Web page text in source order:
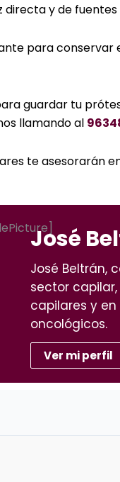
directa y de fuentes
para
guardar tu
llamando al
te asesorarán
José
José Beltrán,
sector
capilares y
oncológicos.
Ver mi perfil